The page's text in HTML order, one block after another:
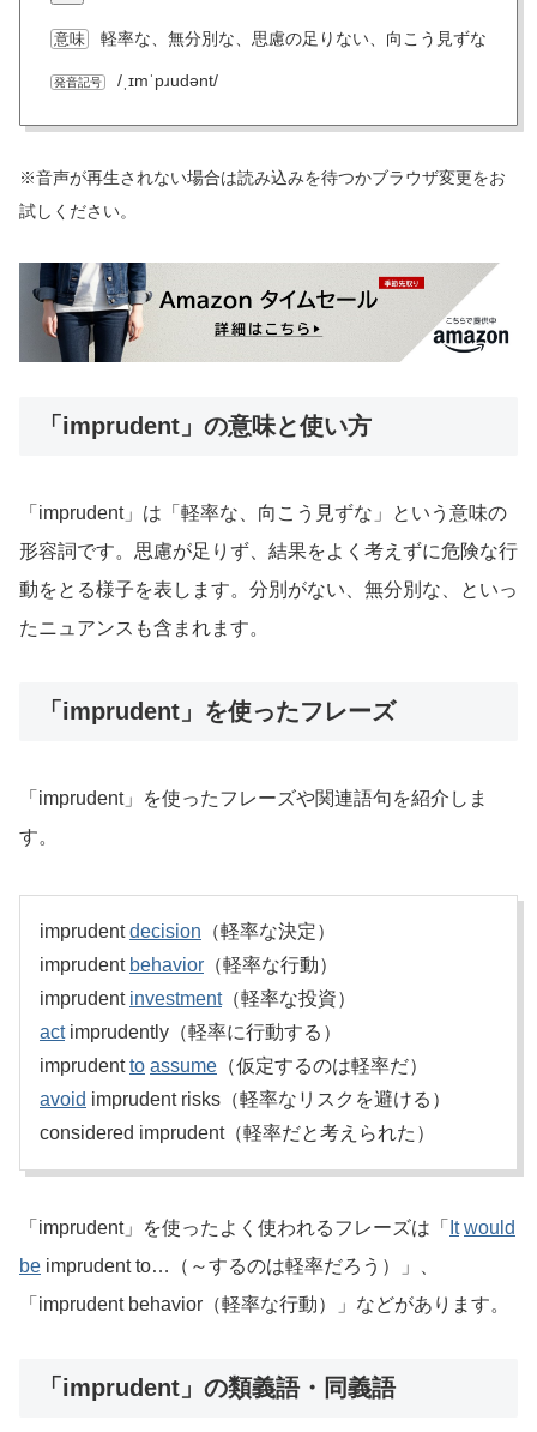
意味 軽率な、無分別な、思慮の足りない、向こう見ずな
発音記号 /ˌɪmˈpɹudənt/
※音声が再生されない場合は読み込みを待つかブラウザ変更をお
試しください。
「imprudent」の意味と使い方
「imprudent」は「軽率な、向こう見ずな」という意味の
形容詞です。思慮が足りず、結果をよく考えずに危険な行
動をとる様子を表します。分別がない、無分別な、といっ
たニュアンスも含まれます。
「imprudent」を使ったフレーズ
「imprudent」を使ったフレーズや関連語句を紹介しま
す。
imprudentdecision （軽率な決定）
imprudent behavior （軽率な行動）
imprudent investment（軽率な投資）
actimprudently（軽率に行動する）
imprudentto assume （仮定するのは軽率だ）
avoid imprudent risks（軽率なリスクを避ける）
considered imprudent（軽率だと考えられた）
「imprudent」を使ったよく使われるフレーズは「 It would
be imprudent to…（～するのは軽率だろう）」、
「imprudent behavior（軽率な行動）」などがあります。
「imprudent」の類義語・同義語